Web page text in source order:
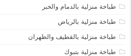
طباخة منزلية بالدمام والخبر
طباخة منزلية بالرياض
طباخة منزلية بالقطيف والظهران
طباخة منزلية بتبوك